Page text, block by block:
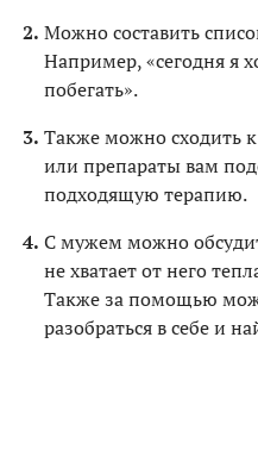
Можно составить
Например, «сегодня я
побегать».
Также можно сходить
или препараты вам
подходящую терапию.
С мужем можно
не хватает от него
Также за помощью
разобраться в себе и